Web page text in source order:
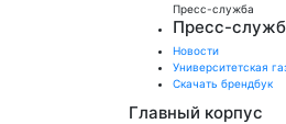
Пресс-служба
Пресс-
Новости
Университетская
Скачать брендбук
Главный корпус